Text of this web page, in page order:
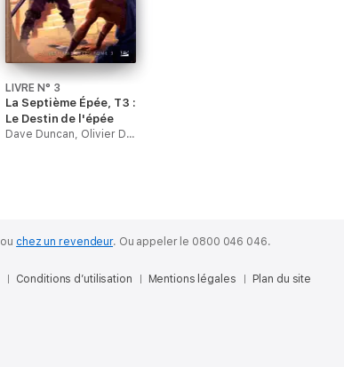
LIVRE N° 3
La Septième Épée, T3 :
Le Destin de l'épée
Dave Duncan, Olivier Debernard & Miguel Coimbra
ou chez un revendeur. Ou appeler le 0800 046 046.
Conditions d’utilisation Mentions légales Plan du site